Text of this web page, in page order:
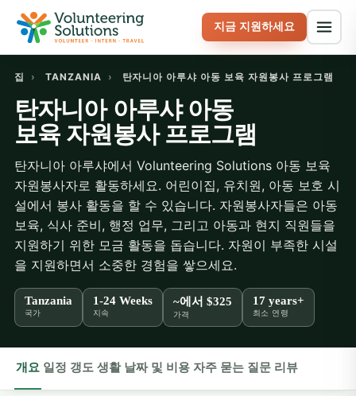
지금 지원하세요
집 › TANZANIA › 탄자니아 아루샤 아동 보육 자원봉사 프로그램
탄자니아 아루샤 아동
보육 자원봉사 프로그램
탄자니아 아루샤에서 Volunteering Solutions 아동 보육
자원봉사자로 활동하세요. 어린이집, 유치원, 아동 보호 시
설에서 봉사 활동을 할 수 있습니다. 자원봉사자들은 아동
보육, 식사 준비, 행정 업무, 그리고 아동과 현지 직원들을
지원하기 위한 모금 활동을 돕습니다. 자원이 부족한 시설
을 지원하면서 소중한 경험을 쌓으세요.
Tanzania
국가
1-24 Weeks
지속
~에서 $325
가격
17 years+
최소 연령
개요 일정 갱도 생활 날짜 및 비용 자주 묻는 질문 리뷰